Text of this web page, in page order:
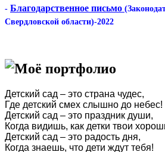
- Благодарственное письмо (
Свердловской области)-2022
Моё портфолио
Детский сад – это страна чудес,
Где детский смех слышно до небес!
Детский сад – это праздник души,
Когда видишь, как детки твои
Детский сад – это радость дня,
Когда знаешь, что дети ждут тебя!